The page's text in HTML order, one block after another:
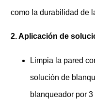
como la durabilidad de
2. Aplicación de
Limpia la pared
solución de
blanqueador por